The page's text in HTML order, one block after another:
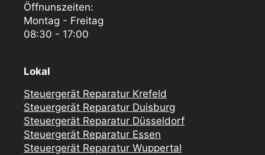
Öffnunszeiten:
Montag - Freitag
08:30 - 17:00
Lokal
Steuergerät Reparatur Krefeld
Steuergerät Reparatur Duisburg
Steuergerät Reparatur Düsseldorf
Steuergerät Reparatur Essen
Steuergerät Reparatur Wuppertal